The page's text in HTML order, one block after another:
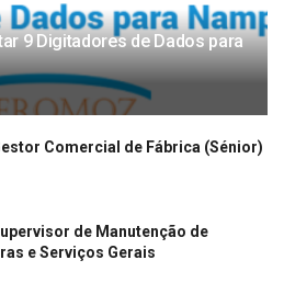
9 Digitadores de Dados para
Comercial de Fábrica (Sénior)
de Manutenção de
e Serviços Gerais